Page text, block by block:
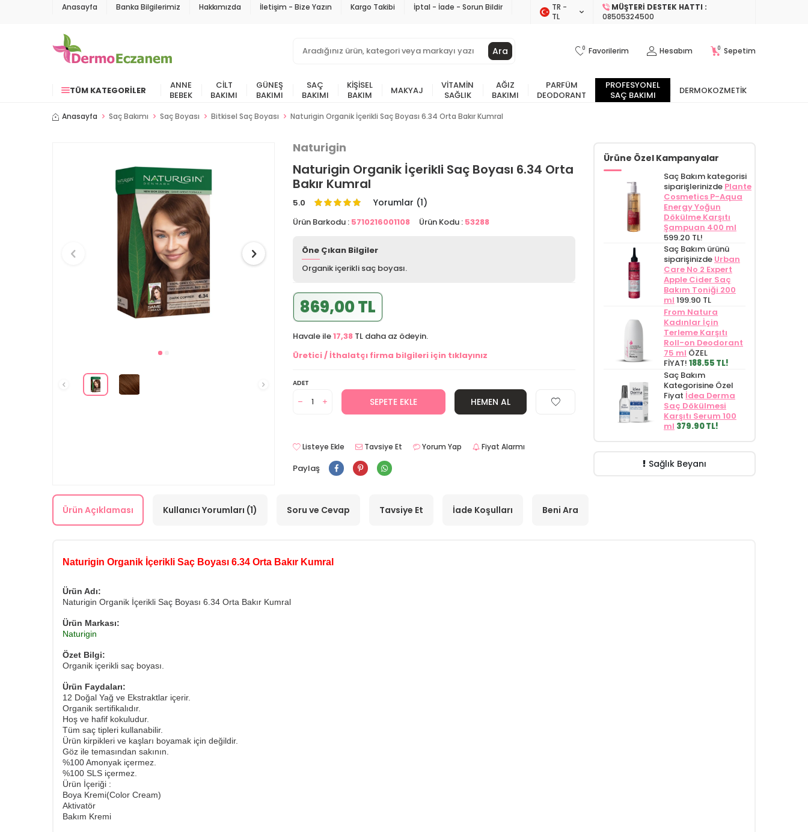
Anasayfa Banka Bilgilerimiz Hakkımızda İletişim - Bize Yazın Kargo Takibi İptal - İade - Sorun Bildir
TR −
TL
MÜŞTERI DESTEK HATTI :
08505324500
Ara 0 Favorilerim Hesabım 0 Sepetim
TÜM KATEGORILER
ANNE
BEBEK
CILT
BAKIMI
GÜNEŞ
BAKIMI
SAÇ
BAKIMI
KIŞISEL
BAKIM
MAKYAJ
VITAMIN
SAĞLIK
AĞIZ
BAKIMI
PARFÜM
DEODORANT
PROFESYONEL
SAÇ BAKIMI
DERMOKOZMETIK
Anasayfa Saç Bakımı Saç Boyası Bitkisel Saç Boyası Naturigin Organik İçerikli Saç Boyası 6.34 Orta Bakır Kumral
Naturigin
Naturigin Organik İçerikli Saç Boyası 6.34 Orta
Bakır Kumral
5.0 Yorumlar (1)
Ürün Barkodu : 5710216001108 Ürün Kodu : 53288
Öne Çıkan Bilgiler
Organik içerikli saç boyası.
869,00 TL
Havale ile17,38 TL daha az ödeyin.
Üretici / İthalatçı firma bilgileri için tıklayınız
ADET
SEPETE EKLE HEMEN AL
Listeye Ekle Tavsiye Et Yorum Yap Fiyat Alarmı
Paylaş
Ürüne Özel Kampanyalar
Saç Bakım kategorisi
siparişlerinizde Plante
Cosmetics P-Aqua
Energy Yoğun
Dökülme Karşıtı
Şampuan 400 ml
599.20 TL!
Saç Bakım ürünü
siparişinizde Urban
Care No 2 Expert
Apple Cider Saç
Bakım Toniği 200
ml 199.90 TL
From Natura
Kadınlar İçin
Terleme Karşıtı
Roll-on Deodorant
75 ml ÖZEL
FİYAT! 188.55 TL!
Saç Bakım
Kategorisine Özel
Fiyat İdea Derma
Saç Dökülmesi
Karşıtı Serum 100
ml 379.90 TL!
Sağlık Beyanı
Ürün Açıklaması Kullanıcı Yorumları (1) Soru ve Cevap Tavsiye Et İade Koşulları Beni Ara
Naturigin Organik İçerikli Saç Boyası 6.34 Orta Bakır Kumral
Ürün Adı:
Naturigin Organik İçerikli Saç Boyası 6.34 Orta Bakır Kumral
Ürün Markası:
Naturigin
Özet Bilgi:
Organik içerikli saç boyası.
Ürün Faydaları:
12 Doğal Yağ ve Ekstraktlar içerir.
Organik sertifikalıdır.
Hoş ve hafif kokuludur.
Tüm saç tipleri kullanabilir.
Ürün kirpikleri ve kaşları boyamak için değildir.
Göz ile temasından sakının.
%100 Amonyak içermez.
%100 SLS içermez.
Ürün İçeriği :
Boya Kremi(Color Cream)
Aktivatör
Bakım Kremi